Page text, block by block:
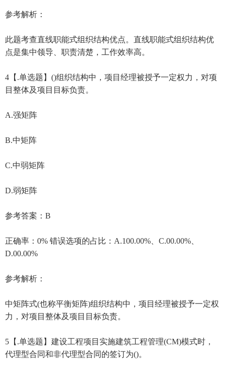
参考解析：
此题考查直线职能式组织结构优点。直线职能式组织结构优
点是集中领导、职责清楚，工作效率高。
4【.单选题】()组织结构中，项目经理被授予一定权力，对项
目整体及项目目标负责。
A.强矩阵
B.中矩阵
C.中弱矩阵
D.弱矩阵
参考答案：B
正确率：0% 错误选项的占比：A.100.00%、C.00.00%、
D.00.00%
参考解析：
中矩阵式(也称平衡矩阵)组织结构中，项目经理被授予一定权
力，对项目整体及项目目标负责。
5【.单选题】建设工程项目实施建筑工程管理(CM)模式时，
代理型合同和非代理型合同的签订为()。